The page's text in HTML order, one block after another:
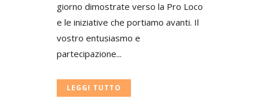
giorno dimostrate verso la Pro Loco
e le iniziative che portiamo avanti. Il
vostro entusiasmo e
partecipazione...
LEGGI TUTTO